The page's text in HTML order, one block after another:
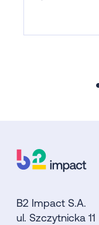
B2 Impact S.A.
ul. Szczytnicka 11